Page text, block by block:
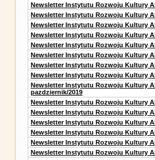
Newsletter Instytutu Rozwoju Kultury
Newsletter Instytutu Rozwoju Kultury
Newsletter Instytutu Rozwoju Kultury
Newsletter Instytutu Rozwoju Kultury
Newsletter Instytutu Rozwoju Kultury
Newsletter Instytutu Rozwoju Kultury
Newsletter Instytutu Rozwoju Kultury
Newsletter Instytutu Rozwoju Kultury
Newsletter Instytutu Rozwoju Kultury
pazdziernik/2019
Newsletter Instytutu Rozwoju Kultury
Newsletter Instytutu Rozwoju Kultury
Newsletter Instytutu Rozwoju Kultury
Newsletter Instytutu Rozwoju Kultury
Newsletter Instytutu Rozwoju Kultury
Newsletter Instytutu Rozwoju Kultury